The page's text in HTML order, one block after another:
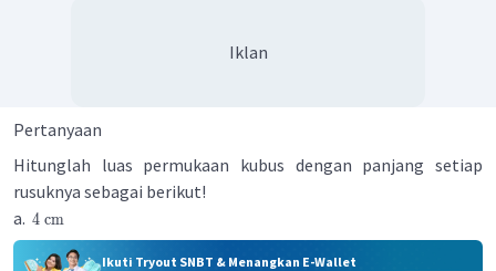
Iklan
Pertanyaan
Hitunglah luas permukaan kubus dengan panjang setiap
rusuknya sebagai berikut!
a. 4 cm
Ikuti Tryout SNBT & Menangkan E-Wallet